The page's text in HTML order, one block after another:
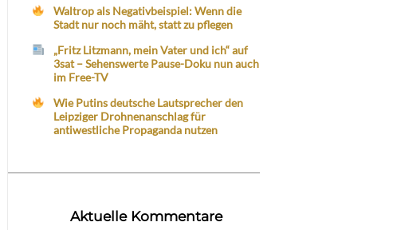
Waltrop als Negativbeispiel: Wenn die
Stadt nur noch mäht, statt zu pflegen
„Fritz Litzmann, mein Vater und ich“ auf
3sat – Sehenswerte Pause-Doku nun auch
im Free-TV
Wie Putins deutsche Lautsprecher den
Leipziger Drohnenanschlag für
antiwestliche Propaganda nutzen
Aktuelle Kommentare